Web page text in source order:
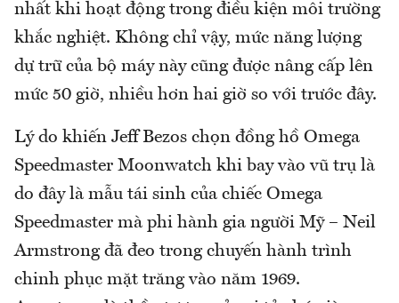
nhất khi hoạt động trong điều kiện môi trường
khắc nghiệt. Không chỉ vậy, mức năng lượng
dự trữ của bộ máy này cũng được nâng cấp lên
mức 50 giờ, nhiều hơn hai giờ so với trước đây.
Lý do khiến Jeff Bezos chọn đồng hồ Omega
Speedmaster Moonwatch khi bay vào vũ trụ là
do đây là mẫu tái sinh của chiếc Omega
Speedmaster mà phi hành gia người Mỹ – Neil
Armstrong đã đeo trong chuyến hành trình
chinh phục mặt trăng vào năm 1969.